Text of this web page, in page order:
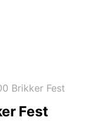
Brikker Fest
Fest